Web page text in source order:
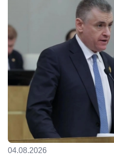
04.08.2026